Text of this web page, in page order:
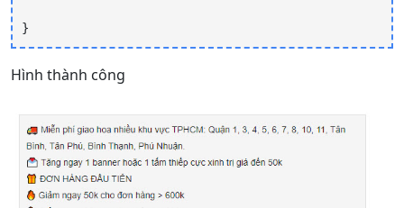
}
Hình thành công